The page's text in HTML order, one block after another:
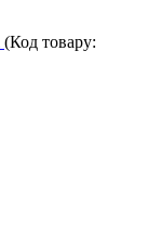
(Код товару: